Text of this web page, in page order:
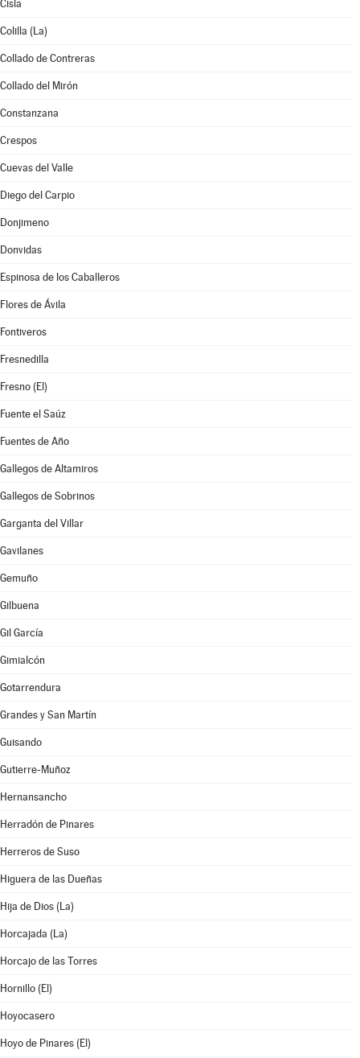
Cisla
Colilla (La)
Collado de Contreras
Collado del Mirón
Constanzana
Crespos
Cuevas del Valle
Diego del Carpio
Donjimeno
Donvidas
Espinosa de los Caballeros
Flores de Ávila
Fontiveros
Fresnedilla
Fresno (El)
Fuente el Saúz
Fuentes de Año
Gallegos de Altamiros
Gallegos de Sobrinos
Garganta del Villar
Gavilanes
Gemuño
Gilbuena
Gil García
Gimialcón
Gotarrendura
Grandes y San Martín
Guisando
Gutierre-Muñoz
Hernansancho
Herradón de Pinares
Herreros de Suso
Higuera de las Dueñas
Hija de Dios (La)
Horcajada (La)
Horcajo de las Torres
Hornillo (El)
Hoyocasero
Hoyo de Pinares (El)